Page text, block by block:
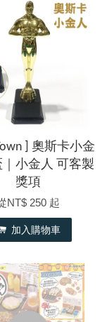
] 奧斯卡小金
｜小金人 可客製
獎項
NT$ 250 起
加入購物車